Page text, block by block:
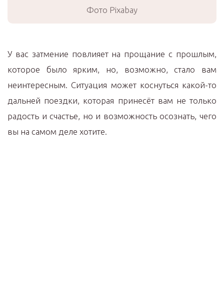
Фото Pixabay
У вас затмение повлияет на прощание с прошлым,
которое было ярким, но, возможно, стало вам
неинтересным. Ситуация может коснуться какой-то
дальней поездки, которая принесёт вам не только
радость и счастье, но и возможность осознать, чего
вы на самом деле хотите.